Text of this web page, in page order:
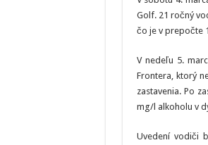
Golf. 21 ročný
čo je v prepočte
V nedeľu 5.
Frontera, ktorý
zastavenia. Po
mg/l alkoholu v
Uvedení vodiči